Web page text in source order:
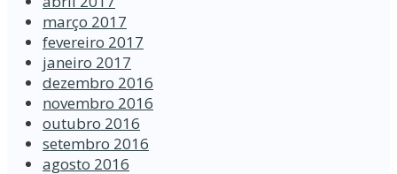
março 2017
fevereiro 2017
janeiro 2017
dezembro 2016
novembro 2016
outubro 2016
setembro 2016
agosto 2016